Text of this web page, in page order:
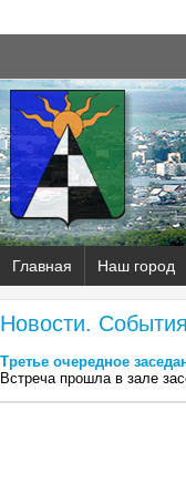
Главная Наш город
Новости.
Третье очередное
Встреча прошла в зале